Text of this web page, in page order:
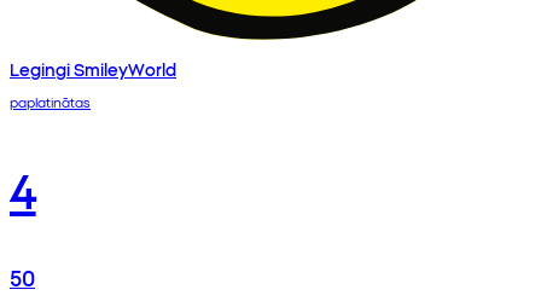
Legingi SmileyWorld
paplatinātas
4
50